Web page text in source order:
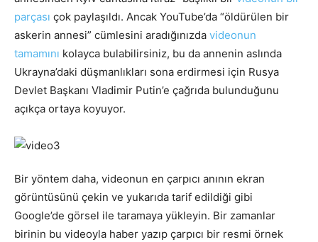
parçası çok paylaşıldı. Ancak YouTube’da “öldürülen bir
askerin annesi” cümlesini aradığınızda videonun
tamamını kolayca bulabilirsiniz, bu da annenin aslında
Ukrayna’daki düşmanlıkları sona erdirmesi için Rusya
Devlet Başkanı Vladimir Putin’e çağrıda bulunduğunu
açıkça ortaya koyuyor.
Bir yöntem daha, videonun en çarpıcı anının ekran
görüntüsünü çekin ve yukarıda tarif edildiği gibi
Google’de görsel ile taramaya yükleyin. Bir zamanlar
birinin bu videoyla haber yazıp çarpıcı bir resmi örnek